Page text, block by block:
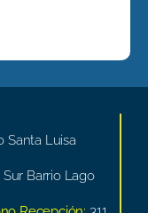
Santa Luisa
Sur Barrio Lago